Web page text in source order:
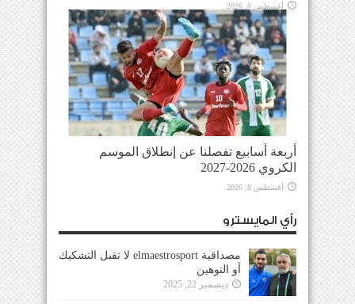
أغسطس 8, 2026
أربعة أسابيع تفصلنا عن إنطلاق الموسم
الكروي 2026-2027
أغسطس 8, 2026
رأي المايسترو
مصداقية elmaestrosport لا تقبل التشكيك
أو التوهين
ديسمبر 22, 2025